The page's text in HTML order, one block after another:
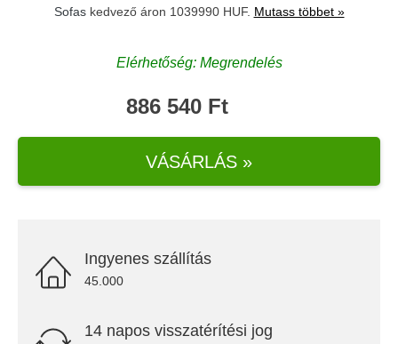
Sofaskedvező áron 1039990 HUF. Mutass többet »
Elérhetőség: Megrendelés
886 540 Ft
VÁSÁRLÁS »
Ingyenes szállítás
45.000
14 napos visszatérítési jog